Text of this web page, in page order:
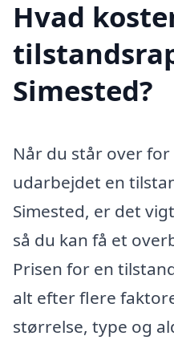
Hvad
Simested?
Når du står over for
udarbejdet en
Simested, er det
så du kan få et
Prisen for en
alt efter flere
størrelse, type og